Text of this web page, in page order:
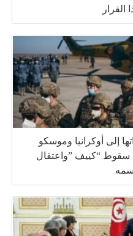
إلى أوكرانيا وموسكو
“كييف ”واعتقال